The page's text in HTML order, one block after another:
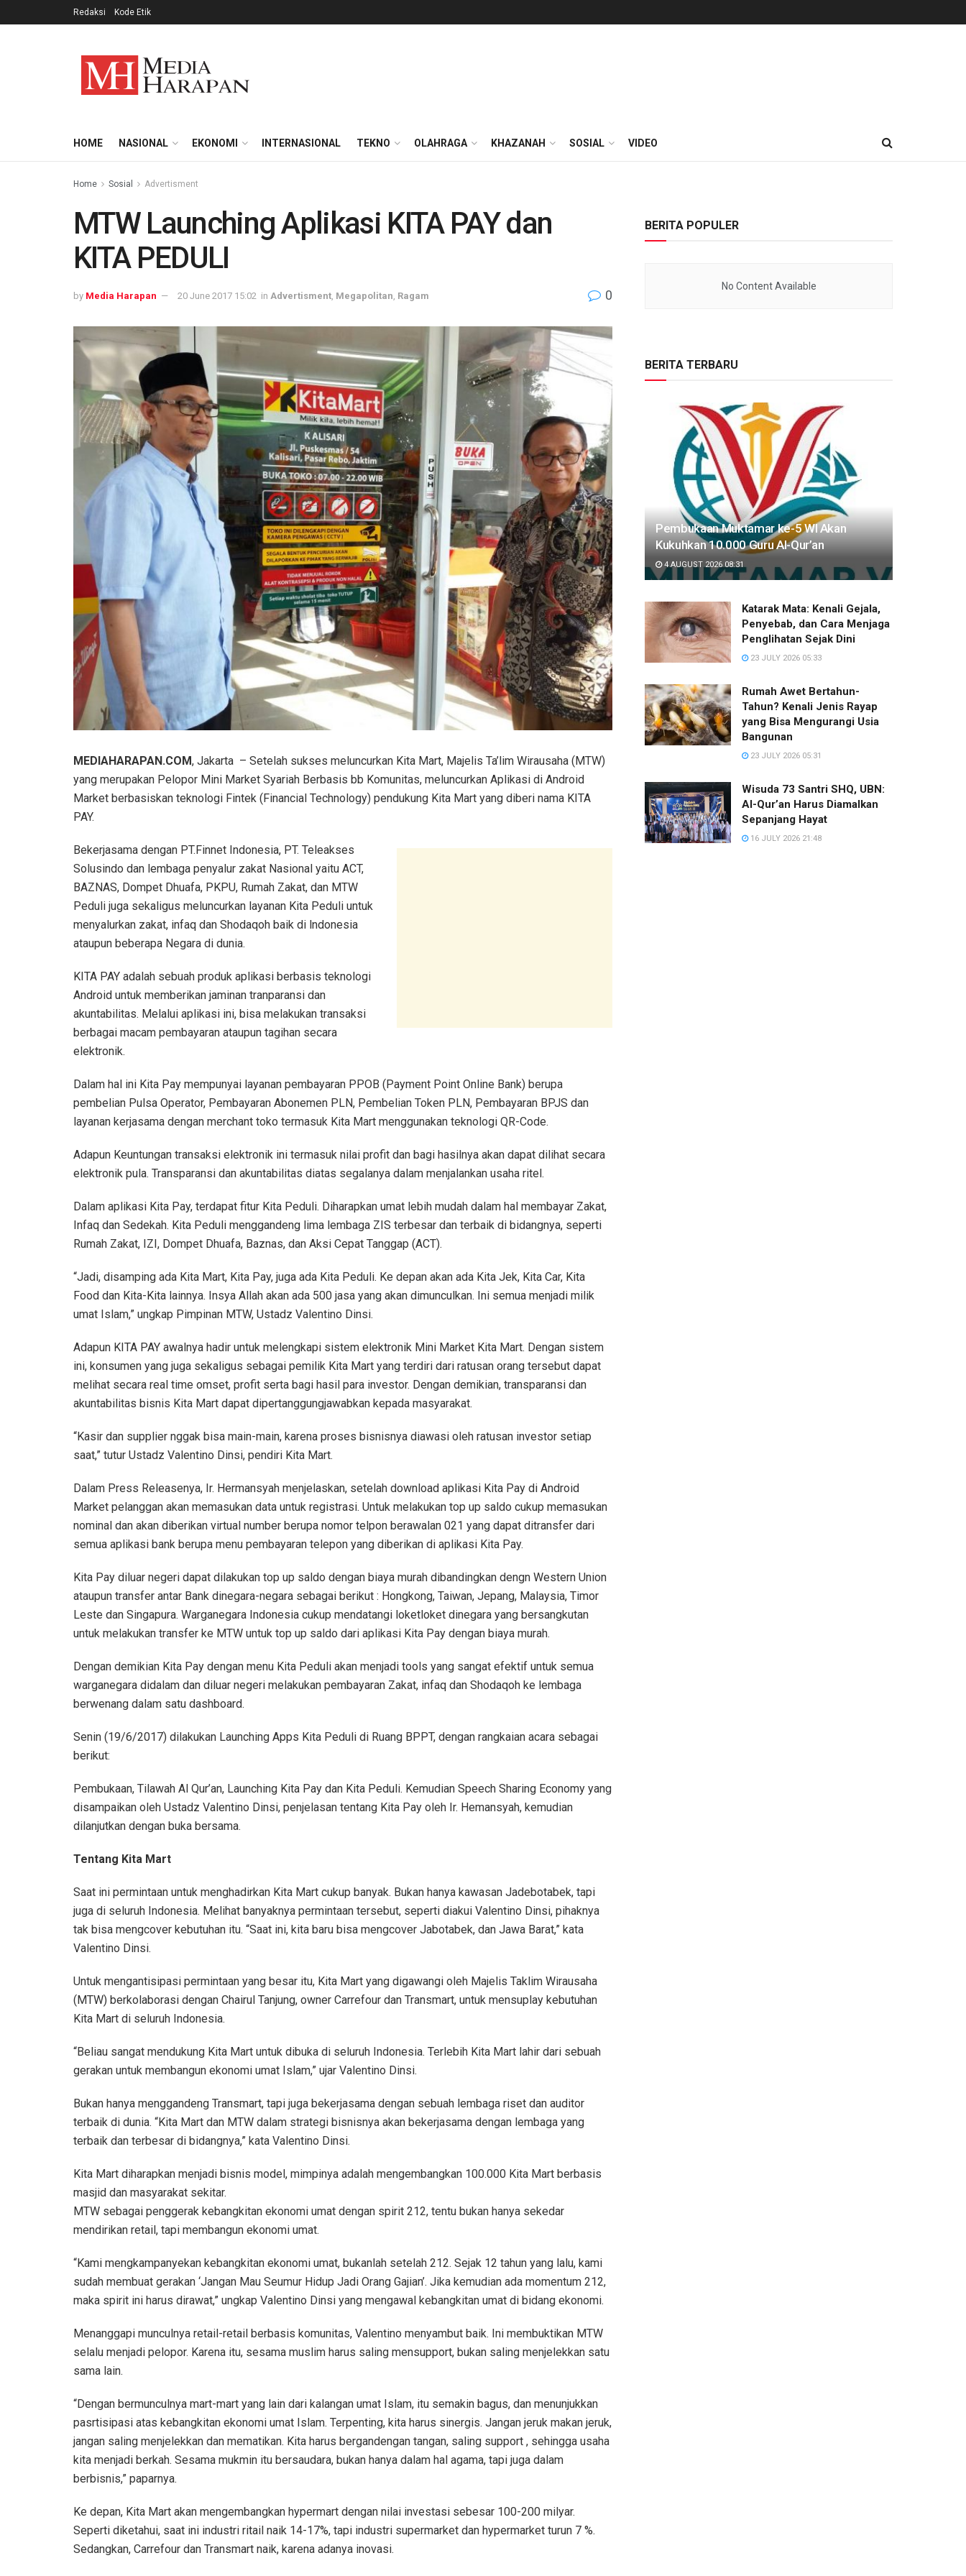
Redaksi Kode Etik
HOME NASIONAL EKONOMI INTERNASIONAL TEKNO OLAHRAGA KHAZANAH SOSIAL VIDEO
Home Sosial Advertisment
MTW Launching Aplikasi KITA PAY dan
KITA PEDULI
by Media Harapan 20 June 2017 15:02 in Advertisment Megapolitan Ragam 0
MEDIAHARAPAN.COM, Jakarta – Setelah sukses meluncurkan Kita Mart, Majelis Ta’lim Wirausaha (MTW)
yang merupakan Pelopor Mini Market Syariah Berbasis bb Komunitas, meluncurkan Aplikasi di Android
Market berbasiskan teknologi Fintek (Financial Technology) pendukung Kita Mart yang diberi nama KITA
PAY.
Bekerjasama dengan PT.Finnet Indonesia, PT. Teleakses
Solusindo dan lembaga penyalur zakat Nasional yaitu ACT,
BAZNAS, Dompet Dhuafa, PKPU, Rumah Zakat, dan MTW
Peduli juga sekaligus meluncurkan layanan Kita Peduli untuk
menyalurkan zakat, infaq dan Shodaqoh baik di lndonesia
ataupun beberapa Negara di dunia.
KITA PAY adalah sebuah produk aplikasi berbasis teknologi
Android untuk memberikan jaminan tranparansi dan
akuntabilitas. Melalui aplikasi ini, bisa melakukan transaksi
berbagai macam pembayaran ataupun tagihan secara
elektronik.
Dalam hal ini Kita Pay mempunyai layanan pembayaran PPOB (Payment Point Online Bank) berupa
pembelian Pulsa Operator, Pembayaran Abonemen PLN, Pembelian Token PLN, Pembayaran BPJS dan
layanan kerjasama dengan merchant toko termasuk Kita Mart menggunakan teknologi QR-Code.
Adapun Keuntungan transaksi elektronik ini termasuk nilai profit dan bagi hasilnya akan dapat dilihat secara
elektronik pula. Transparansi dan akuntabilitas diatas segalanya dalam menjalankan usaha ritel.
Dalam aplikasi Kita Pay, terdapat fitur Kita Peduli. Diharapkan umat lebih mudah dalam hal membayar Zakat,
Infaq dan Sedekah. Kita Peduli menggandeng lima lembaga ZIS terbesar dan terbaik di bidangnya, seperti
Rumah Zakat, IZI, Dompet Dhuafa, Baznas, dan Aksi Cepat Tanggap (ACT).
“Jadi, disamping ada Kita Mart, Kita Pay, juga ada Kita Peduli. Ke depan akan ada Kita Jek, Kita Car, Kita
Food dan Kita-Kita lainnya. Insya Allah akan ada 500 jasa yang akan dimunculkan. Ini semua menjadi milik
umat Islam,” ungkap Pimpinan MTW, Ustadz Valentino Dinsi.
Adapun KITA PAY awalnya hadir untuk melengkapi sistem elektronik Mini Market Kita Mart. Dengan sistem
ini, konsumen yang juga sekaligus sebagai pemilik Kita Mart yang terdiri dari ratusan orang tersebut dapat
melihat secara real time omset, profit serta bagi hasil para investor. Dengan demikian, transparansi dan
akuntabilitas bisnis Kita Mart dapat dipertanggungjawabkan kepada masyarakat.
“Kasir dan supplier nggak bisa main-main, karena proses bisnisnya diawasi oleh ratusan investor setiap
saat,” tutur Ustadz Valentino Dinsi, pendiri Kita Mart.
Dalam Press Releasenya, Ir. Hermansyah menjelaskan, setelah download aplikasi Kita Pay di Android
Market pelanggan akan memasukan data untuk registrasi. Untuk melakukan top up saldo cukup memasukan
nominal dan akan diberikan virtual number berupa nomor telpon berawalan 021 yang dapat ditransfer dari
semua aplikasi bank berupa menu pembayaran telepon yang diberikan di aplikasi Kita Pay.
Kita Pay diluar negeri dapat dilakukan top up saldo dengan biaya murah dibandingkan dengn Western Union
ataupun transfer antar Bank dinegara-negara sebagai berikut : Hongkong, Taiwan, Jepang, Malaysia, Timor
Leste dan Singapura. Warganegara Indonesia cukup mendatangi loketloket dinegara yang bersangkutan
untuk melakukan transfer ke MTW untuk top up saldo dari aplikasi Kita Pay dengan biaya murah.
Dengan demikian Kita Pay dengan menu Kita Peduli akan menjadi tools yang sangat efektif untuk semua
warganegara didalam dan diluar negeri melakukan pembayaran Zakat, infaq dan Shodaqoh ke lembaga
berwenang dalam satu dashboard.
Senin (19/6/2017) dilakukan Launching Apps Kita Peduli di Ruang BPPT, dengan rangkaian acara sebagai
berikut:
Pembukaan, Tilawah Al Qur’an, Launching Kita Pay dan Kita Peduli. Kemudian Speech Sharing Economy yang
disampaikan oleh Ustadz Valentino Dinsi, penjelasan tentang Kita Pay oleh Ir. Hemansyah, kemudian
dilanjutkan dengan buka bersama.
Tentang Kita Mart
Saat ini permintaan untuk menghadirkan Kita Mart cukup banyak. Bukan hanya kawasan Jadebotabek, tapi
juga di seluruh Indonesia. Melihat banyaknya permintaan tersebut, seperti diakui Valentino Dinsi, pihaknya
tak bisa mengcover kebutuhan itu. “Saat ini, kita baru bisa mengcover Jabotabek, dan Jawa Barat,” kata
Valentino Dinsi.
Untuk mengantisipasi permintaan yang besar itu, Kita Mart yang digawangi oleh Majelis Taklim Wirausaha
(MTW) berkolaborasi dengan Chairul Tanjung, owner Carrefour dan Transmart, untuk mensuplay kebutuhan
Kita Mart di seluruh Indonesia.
“Beliau sangat mendukung Kita Mart untuk dibuka di seluruh Indonesia. Terlebih Kita Mart lahir dari sebuah
gerakan untuk membangun ekonomi umat Islam,” ujar Valentino Dinsi.
Bukan hanya menggandeng Transmart, tapi juga bekerjasama dengan sebuah lembaga riset dan auditor
terbaik di dunia. “Kita Mart dan MTW dalam strategi bisnisnya akan bekerjasama dengan lembaga yang
terbaik dan terbesar di bidangnya,” kata Valentino Dinsi.
Kita Mart diharapkan menjadi bisnis model, mimpinya adalah mengembangkan 100.000 Kita Mart berbasis
masjid dan masyarakat sekitar.
MTW sebagai penggerak kebangkitan ekonomi umat dengan spirit 212, tentu bukan hanya sekedar
mendirikan retail, tapi membangun ekonomi umat.
“Kami mengkampanyekan kebangkitan ekonomi umat, bukanlah setelah 212. Sejak 12 tahun yang lalu, kami
sudah membuat gerakan ‘Jangan Mau Seumur Hidup Jadi Orang Gajian’. Jika kemudian ada momentum 212,
maka spirit ini harus dirawat,” ungkap Valentino Dinsi yang mengawal kebangkitan umat di bidang ekonomi.
Menanggapi munculnya retail-retail berbasis komunitas, Valentino menyambut baik. Ini membuktikan MTW
selalu menjadi pelopor. Karena itu, sesama muslim harus saling mensupport, bukan saling menjelekkan satu
sama lain.
“Dengan bermunculnya mart-mart yang lain dari kalangan umat Islam, itu semakin bagus, dan menunjukkan
pasrtisipasi atas kebangkitan ekonomi umat Islam. Terpenting, kita harus sinergis. Jangan jeruk makan jeruk,
jangan saling menjelekkan dan mematikan. Kita harus bergandengan tangan, saling support , sehingga usaha
kita menjadi berkah. Sesama mukmin itu bersaudara, bukan hanya dalam hal agama, tapi juga dalam
berbisnis,” paparnya.
Ke depan, Kita Mart akan mengembangkan hypermart dengan nilai investasi sebesar 100-200 milyar.
Seperti diketahui, saat ini industri ritail naik 14-17%, tapi industri supermarket dan hypermarket turun 7 %.
Sedangkan, Carrefour dan Transmart naik, karena adanya inovasi.
BERITA POPULER
No Content Available
BERITA TERBARU
Pembukaan Muktamar ke-5 WI Akan
Kukuhkan 10.000 Guru Al-Qur’an
4 AUGUST 2026 08:31
Katarak Mata: Kenali Gejala,
Penyebab, dan Cara Menjaga
Penglihatan Sejak Dini
23 JULY 2026 05:33
Rumah Awet Bertahun-
Tahun? Kenali Jenis Rayap
yang Bisa Mengurangi Usia
Bangunan
23 JULY 2026 05:31
Wisuda 73 Santri SHQ, UBN:
Al-Qur’an Harus Diamalkan
Sepanjang Hayat
16 JULY 2026 21:48